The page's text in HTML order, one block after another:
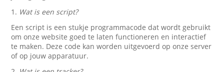
1. Wat is een script?
Een script is een stukje programmacode dat wordt gebruikt
om onze website goed te laten functioneren en interactief
te maken. Deze code kan worden uitgevoerd op onze server
of op jouw apparatuur.